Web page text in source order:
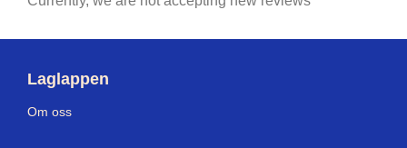
Laglappen
Om oss